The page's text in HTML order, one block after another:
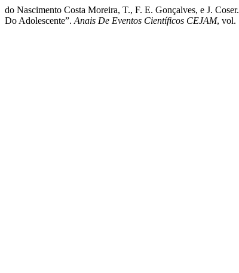
do Nascimento Costa Moreira, T., F. E. Gonçalves, e J.
Do Adolescente”. Anais De Eventos Científicos CEJAM, vol.